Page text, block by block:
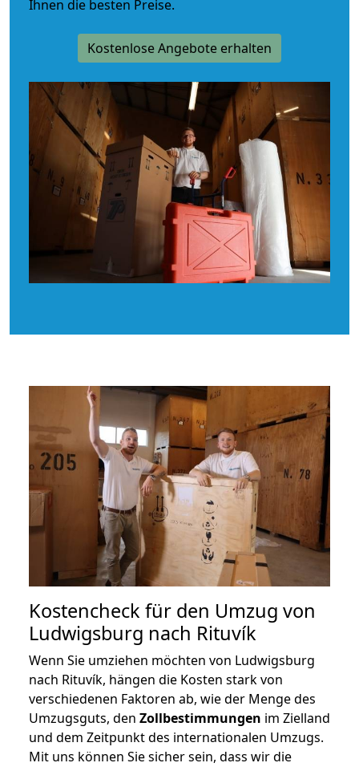
Ihnen die besten Preise.
Kostenlose Angebote erhalten
Kostencheck für den Umzug von
Ludwigsburg nach Rituvík
Wenn Sie umziehen möchten von Ludwigsburg
nach Rituvík, hängen die Kosten stark von
verschiedenen Faktoren ab, wie der Menge des
Umzugsguts, den Zollbestimmungen im Zielland
und dem Zeitpunkt des internationalen Umzugs.
Mit uns können Sie sicher sein, dass wir die